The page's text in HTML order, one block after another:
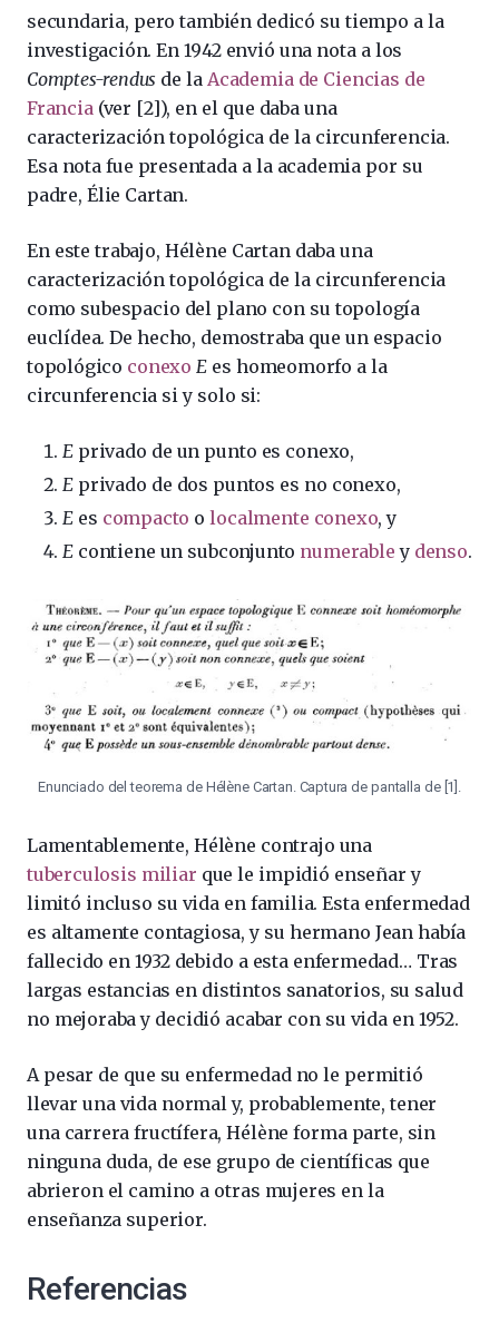
secundaria, pero también dedicó su tiempo a la
investigación. En 1942 envió una nota a los
Comptes-rendus de la Academia de Ciencias de
Francia (ver [2]), en el que daba una
caracterización topológica de la circunferencia.
Esa nota fue presentada a la academia por su
padre, Élie Cartan.
En este trabajo, Hélène Cartan daba una
caracterización topológica de la circunferencia
como subespacio del plano con su topología
euclídea. De hecho, demostraba que un espacio
topológico conexo E es homeomorfo a la
circunferencia si y solo si:
E privado de un punto es conexo,
E privado de dos puntos es no conexo,
Ees compacto olocalmente conexo, y
E contiene un subconjunto numerable y denso.
Enunciado del teorema de Hélène Cartan. Captura de pantalla de [1].
Lamentablemente, Hélène contrajo una
tuberculosis miliar que le impidió enseñar y
limitó incluso su vida en familia. Esta enfermedad
es altamente contagiosa, y su hermano Jean había
fallecido en 1932 debido a esta enfermedad… Tras
largas estancias en distintos sanatorios, su salud
no mejoraba y decidió acabar con su vida en 1952.
A pesar de que su enfermedad no le permitió
llevar una vida normal y, probablemente, tener
una carrera fructífera, Hélène forma parte, sin
ninguna duda, de ese grupo de científicas que
abrieron el camino a otras mujeres en la
enseñanza superior.
Referencias